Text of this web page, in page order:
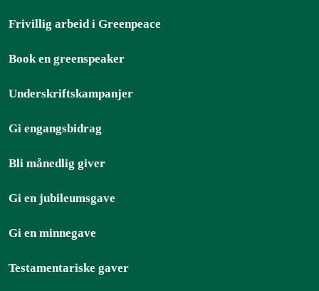
Frivillig arbeid i Greenpeace
Book en greenspeaker
Underskriftskampanjer
Gi engangsbidrag
Bli månedlig giver
Gi en jubileumsgave
Gi en minnegave
Testamentariske gaver